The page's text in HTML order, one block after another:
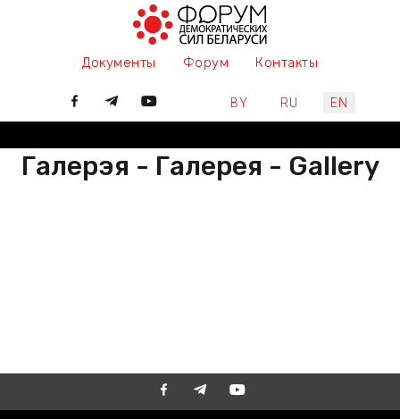
Документы Форум Контакты
Select your language
BY RU EN
Галерэя - Галерея - Gallery